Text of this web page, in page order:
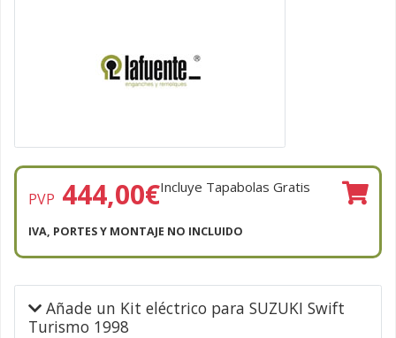
PVP 444,00€Incluye Tapabolas Gratis
IVA, PORTES Y MONTAJE NO INCLUIDO
Añade un Kit eléctrico para SUZUKI Swift
Turismo 1998